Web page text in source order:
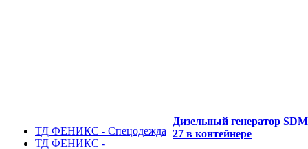
ТД ФЕНИКС - Спецодежда
ТД ФЕНИКС -
Дизельный генератор
27 в контейнере